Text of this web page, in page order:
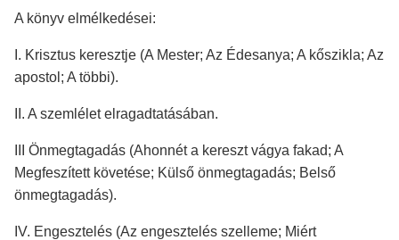
A könyv elmélkedései:
I. Krisztus keresztje (A Mester; Az Édesanya; A kőszikla; Az
apostol; A többi).
II. A szemlélet elragadtatásában.
III Önmegtagadás (Ahonnét a kereszt vágya fakad; A
Megfeszített követése; Külső önmegtagadás; Belső
önmegtagadás).
IV. Engesztelés (Az engesztelés szelleme; Miért